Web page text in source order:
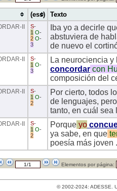
(ess) Texto
-II S-
1 O-
2 O-
3
Iba yo a decirle
abstuviera de
de nuevo el
-II S-
1 O-
3
La neurociencia
concordarcon
composición del
-II S-
1 O-
2
Por cierto, todos
de lenguajes,
tanto, en cuál sea
-II S-
1 O-
2
Porqueyo
ya sabe, en que
poesía más joven
Elementos por página:
© 2002-2024: ADESSE.